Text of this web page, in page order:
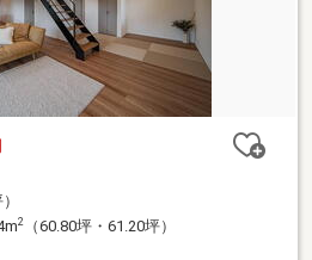
2
（60.80坪・61.20坪）